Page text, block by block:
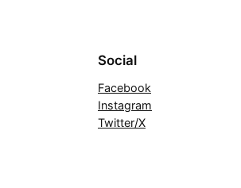
Social
Facebook
Instagram
Twitter/X